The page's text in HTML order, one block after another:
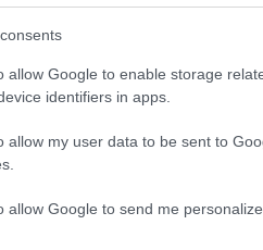
allow Google to enable storage
identifiers in apps.
allow my user data to be sent to
allow Google to send me
Πρόβλημα
βλάβης